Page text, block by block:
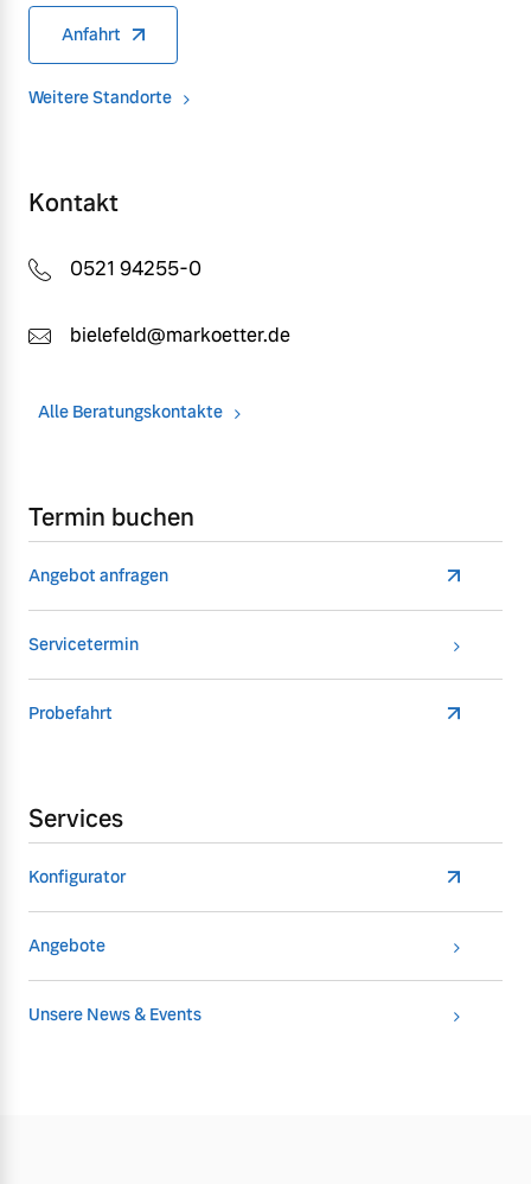
Anfahrt
Weitere Standorte
Kontakt
0521 94255-0
bielefeld@markoetter.de
Alle Beratungskontakte
Termin buchen
Angebot anfragen
Servicetermin
Probefahrt
Services
Konfigurator
Angebote
Unsere News & Events